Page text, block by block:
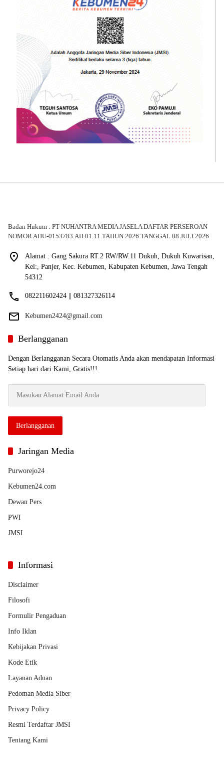
Badan Hukum : PT NUHANTRA MEDIA JASELA DAFTAR PERSEROAN
NOMOR AHU-0153783.AH.01.11.TAHUN 2026 TANGGAL 08 JULI 2026
Alamat : Gang Sakura RT.2 RW/RW.11 Dukuh, Dukuh Kuwarisan,
Kel:, Panjer, Kec. Kebumen, Kabupaten Kebumen, Jawa Tengah
54312
082211602424 || 081327326114
Kebumen2424@gmail.com
Berlangganan
Dengan Berlangganan Secara Otomatis Anda akan mendapatan Informasi
Setiap hari dari Kami, Gratis!!!
Alamat
Berlangganan
Jaringan Media
Purworejo24
Kebumen24.com
Dewan Pers
PWI
JMSI
Informasi
Disclaimer
Filosofi
Formulir Pengaduan
Info Iklan
Kebijakan Privasi
Kode Etik
Layanan Aduan
Pedoman Media Siber
Privacy Policy
Resmi Terdaftar JMSI
Tentang Kami